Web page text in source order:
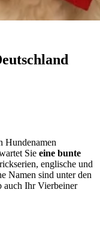
Hundenamen
Sie eine bunte
englische und
Namen sind unter den
auch Ihr Vierbeiner